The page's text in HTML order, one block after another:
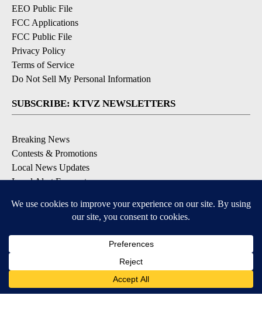
EEO Public File
FCC Applications
FCC Public File
Privacy Policy
Terms of Service
Do Not Sell My Personal Information
SUBSCRIBE: KTVZ NEWSLETTERS
Breaking News
Contests & Promotions
Local News Updates
Local Alert Forecast
DOWNLOAD: KTVZ APPS